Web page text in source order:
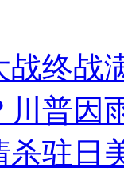
战终战
川普因
杀驻日